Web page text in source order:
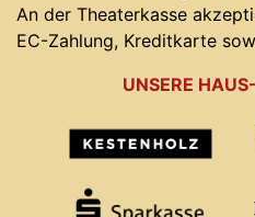
An der Theaterkasse
EC-Zahlung, Kreditkarte
UNSERE